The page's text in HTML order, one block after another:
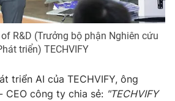
R&D (Trưởng bộ phận Nghiên cứu
triển) TECHVIFY
triển AI của TECHVIFY, ông
CEO công ty chia sẻ: "TECHVIFY